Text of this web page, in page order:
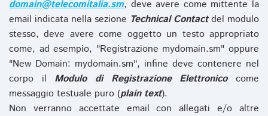
domain@telecomitalia.sm, deve avere come mittente la
email indicata nella sezione Technical Contactdel modulo
stesso, deve avere come oggetto un testo appropriato
come, ad esempio, "Registrazione mydomain.sm" oppure
"New Domain: mydomain.sm", infine deve contenere nel
corpo il Modulo di Registrazione Elettronicocome
messaggio testuale puro (plain text).
Non verranno accettate email con allegati e/o altre